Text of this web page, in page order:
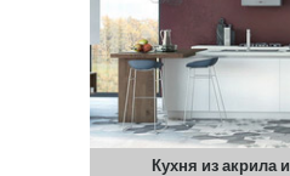
Кухня из акрила